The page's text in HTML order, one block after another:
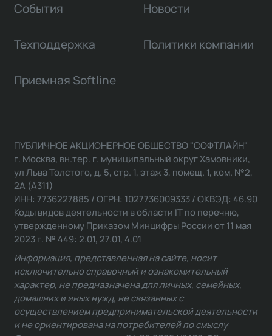
События Новости
Техподдержка Политики компании
Приемная Softline
ПУБЛИЧНОЕ АКЦИОНЕРНОЕ ОБЩЕСТВО "СОФТЛАЙН"
г. Москва, вн.тер. г. муниципальный округ Хамовники,
ул Льва Толстого, д. 5, стр. 1, этаж 3, помещ. 1, ком. №2,
2А (А311)
ИНН: 7736227885 / ОГРН: 1027736009333 / ОКВЭД: 46.90
Коды видов деятельности в области IT по перечню,
утвержденному Приказом Минцифры России от 11 мая
2023 г. № 449: 2.01, 27.01, 4.01
Информация, представленная на сайте, носит
исключительно справочный и ознакомительный
характер, не предназначена для личных, семейных,
домашних и иных нужд, не связанных с
осуществлением предпринимательской деятельности
и не ориентирована на потребителей по смыслу